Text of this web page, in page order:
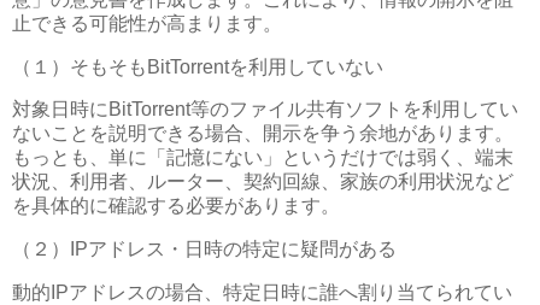
止できる可能性が高まります。
（１）そもそも BitTorrentを利用していない
対象日時に BitTorrent等のファイル共有ソフトを利用してい
ないことを説明できる場合、開示を争う余地があります。
もっとも、単に「記憶にない」というだけでは弱く、端末
状況、利用者、ルーター、契約回線、家族の利用状況など
を具体的に確認する必要があります。
（２） IPアドレス・日時の特定に疑問がある
動的 IPアドレスの場合、特定日時に誰へ割り当てられてい